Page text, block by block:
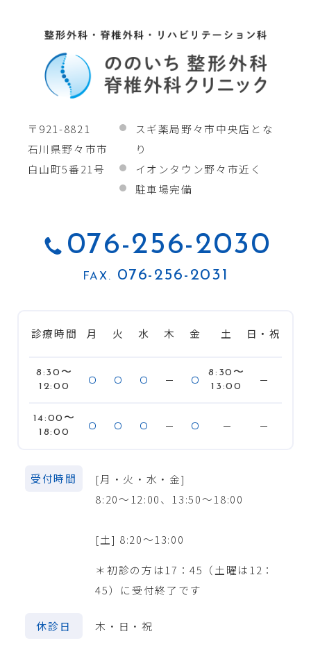
〒921-8821
石川県野々市市
白山町5番21号
スギ薬局野々市中央店とな
り
イオンタウン野々市近く
駐車場完備
076-256-2030
FAX. 076-256-2031
診療時間 月 火 水 木 金 土 日・祝
8:30〜
12:00
8:30〜
13:00
14:00〜
18:00
受付時間
[月・火・水・金]
8:20〜12:00、13:50〜18:00
[土] 8:20〜13:00
＊初診の方は17：45（土曜は12：
45）に受付終了です
休診日 木・日・祝